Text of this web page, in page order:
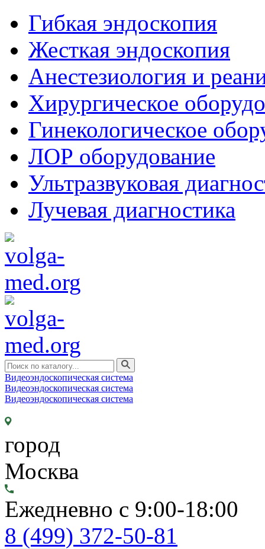
Гибкая эндоскопия
Жесткая эндоскопия
Анестезиология и
Хирургическое
Гинекологическое
ЛОР оборудование
Ультразвуковая
Лучевая диагностика
Видеоэндоскопическая система
Видеоэндоскопическая система
Видеоэндоскопическая система
город
Москва
Ежедневно с 9:00-18:00
8 (499) 372-50-81